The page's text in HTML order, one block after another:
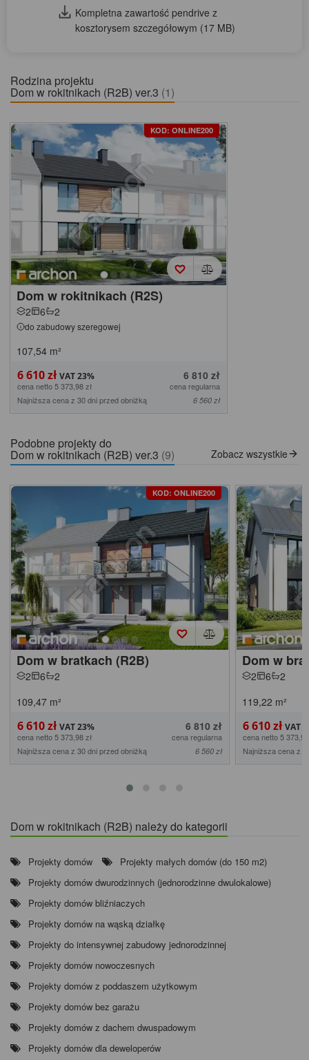
Kompletna zawartość pendrive z
kosztorysem szczegółowym (17 MB)
Rodzina projektu
Dom w rokitnikach (R2B) ver.3 (1)
KOD: ONLINE200
Dom w rokitnikach (R2S)
2 6 2
do zabudowy szeregowej
107,54 m²
6 610 zł 6 810 zł
cena netto 5 373,98 zł
cena regularna
Najniższa cena z 30 dni przed obniżką
6 560 zł
Podobne projekty do
Dom w rokitnikach (R2B) ver.3 (9) Zobacz wszystkie
KOD: ONLINE200
Dom w bratkach (R2B)
2 6
2
109,47 m²
6 610 zł 6 810 zł
cena netto 5 373,98 zł
cena regularna
Najniższa cena z 30 dni przed obniżką
6 560 zł
Dom w
2 6
2
119,22 m²
6 610 zł
cena netto 5
Najniższa cena z
Dom w rokitnikach (R2B) należy do kategorii
Projekty domów
Projekty małych domów (do 150 m2)
Projekty domów dwurodzinnych (jednorodzinne dwulokalowe)
Projekty domów bliźniaczych
Projekty domów na wąską działkę
Projekty do intensywnej zabudowy jednorodzinnej
Projekty domów nowoczesnych
Projekty domów z poddaszem użytkowym
Projekty domów bez garażu
Projekty domów z dachem dwuspadowym
Projekty domów dla deweloperów